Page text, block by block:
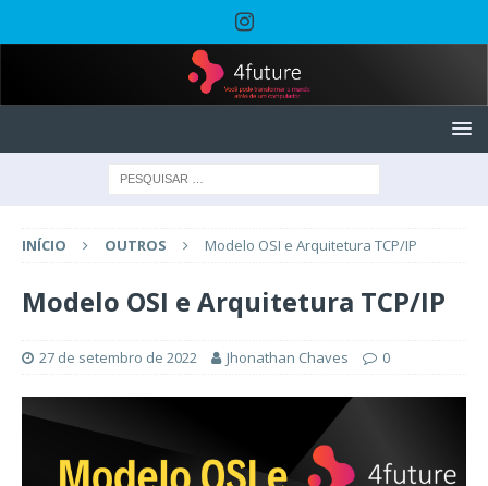
INÍCIO OUTROS Modelo OSI e Arquitetura TCP/IP
Modelo OSI e Arquitetura TCP/IP
27 de setembro de 2022 Jhonathan Chaves 0